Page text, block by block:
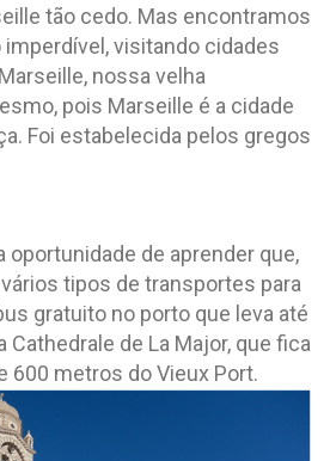
tão cedo. Mas encontramos
visitando cidades
nossa velha
pois Marseille é a cidade
Foi estabelecida pelos gregos
oportunidade de aprender que,
tipos de transportes para
gratuito no porto que leva até
Cathedrale de La Major, que fica
600 metros do Vieux Port.